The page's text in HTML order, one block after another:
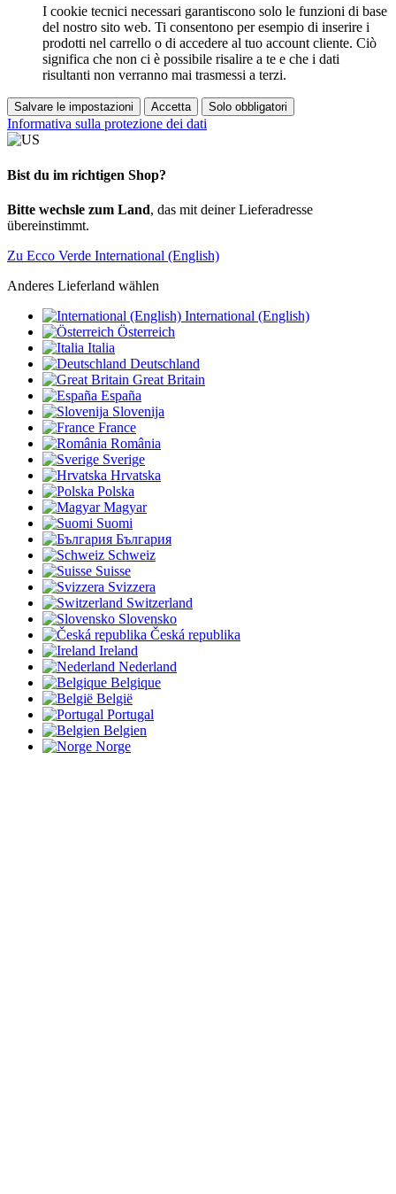
I cookie tecnici necessari garantiscono solo le funzioni di base
del nostro sito web. Ti consentono per esempio di inserire i
prodotti nel carrello o di accedere al tuo account cliente. Ciò
significa che non ci è possibile risalire a te e che i dati
risultanti non verranno mai trasmessi a terzi.
Salvare le impostazioni Accetta Solo obbligatori
Informativa sulla protezione dei dati
Bist du im richtigen Shop?
Bitte wechsle zum Land, das mit deiner Lieferadresse
übereinstimmt.
Zu Ecco Verde International (English)
Anderes Lieferland wählen
International (English)
Österreich
Italia
Deutschland
Great Britain
España
Slovenija
France
România
Sverige
Hrvatska
Polska
Magyar
Suomi
България
Schweiz
Suisse
Svizzera
Switzerland
Slovensko
Česká republika
Ireland
Nederland
Belgique
België
Portugal
Belgien
Norge